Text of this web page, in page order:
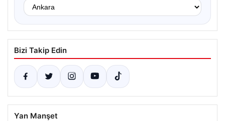
Bizi Takip Edin
Yan Manşet